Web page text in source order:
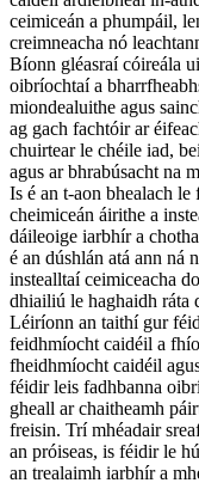
ceimiceán a phumpáil,
creimneacha nó
Bíonn gléasraí cóireála
oibríochtaí a
miondealuithe agus
ag gach fachtóir ar
chuirtear le chéile iad,
agus ar bhrabúsacht na
Is é an t-aon bhealach le
cheimiceán áirithe a
dáileoige iarbhír a
é an dúshlán atá ann ná
instealltaí ceimiceacha
dhiailiú le haghaidh ráta
Léiríonn an taithí gur
feidhmíocht caidéil a
fheidhmíocht caidéil
féidir leis fadhbanna
gheall ar chaitheamh
freisin. Trí mhéadair
an próiseas, is féidir le
an trealaimh iarbhír a